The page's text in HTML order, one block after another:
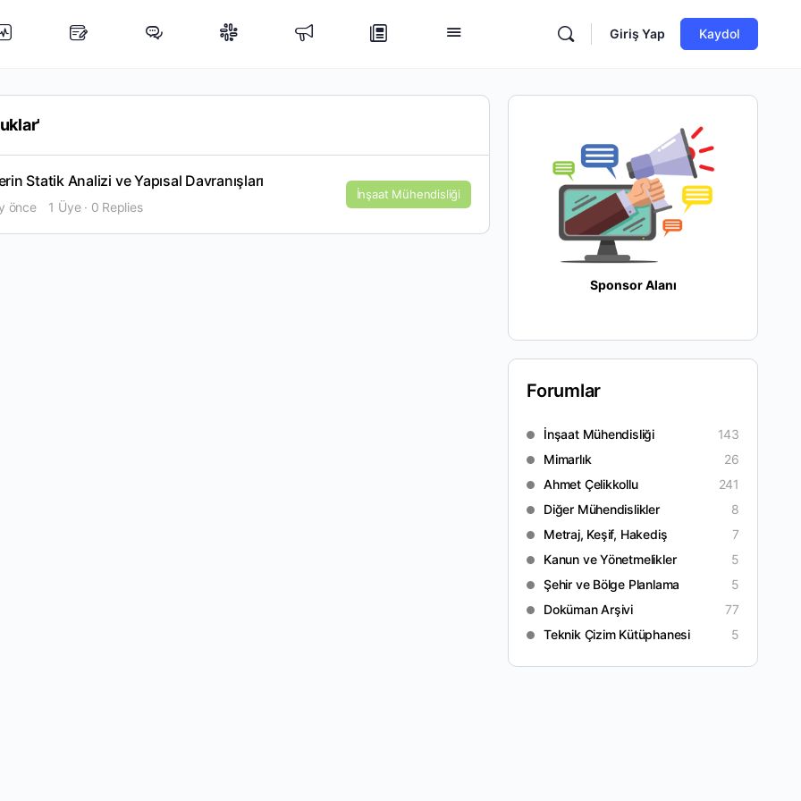
Giriş Yap Kaydol
Statik Analizi ve Yapısal Davranışları
önce 1 Üye · 0 Replies
İnşaat Mühendisliği
Sponsor Alanı
Forumlar
İnşaat Mühendisliği
143
Mimarlık
26
Ahmet Çelikkollu
241
Diğer Mühendislikler
8
Metraj, Keşif, Hakediş
7
Kanun ve Yönetmelikler
5
Şehir ve Bölge Planlama
5
Doküman Arşivi
77
Teknik Çizim Kütüphanesi
5